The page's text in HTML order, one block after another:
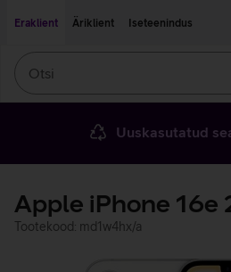
Eraklient
Äriklient Iseteenindus
Uuskasutatud
Apple iPhone 16e
Tootekood: md1w4hx/a